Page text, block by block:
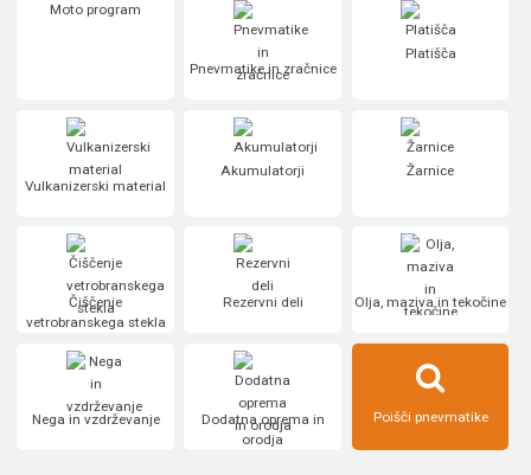
Moto program
Pnevmatike in zračnice
Platišča
Vulkanizerski material
Akumulatorji Žarnice
Čiščenje
vetrobranskega stekla
Rezervni deli Olja, maziva in tekočine
Nega in vzdrževanje
Dodatna oprema in
orodja
Poišči pnevmatike